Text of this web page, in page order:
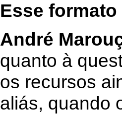
Esse
André
quanto à
os recursos
aliás, quando